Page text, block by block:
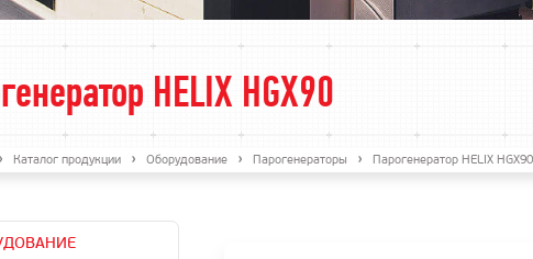
HELIX HGX90
Каталог продукции Оборудование Парогенераторы Парогенератор HELIX HGX90